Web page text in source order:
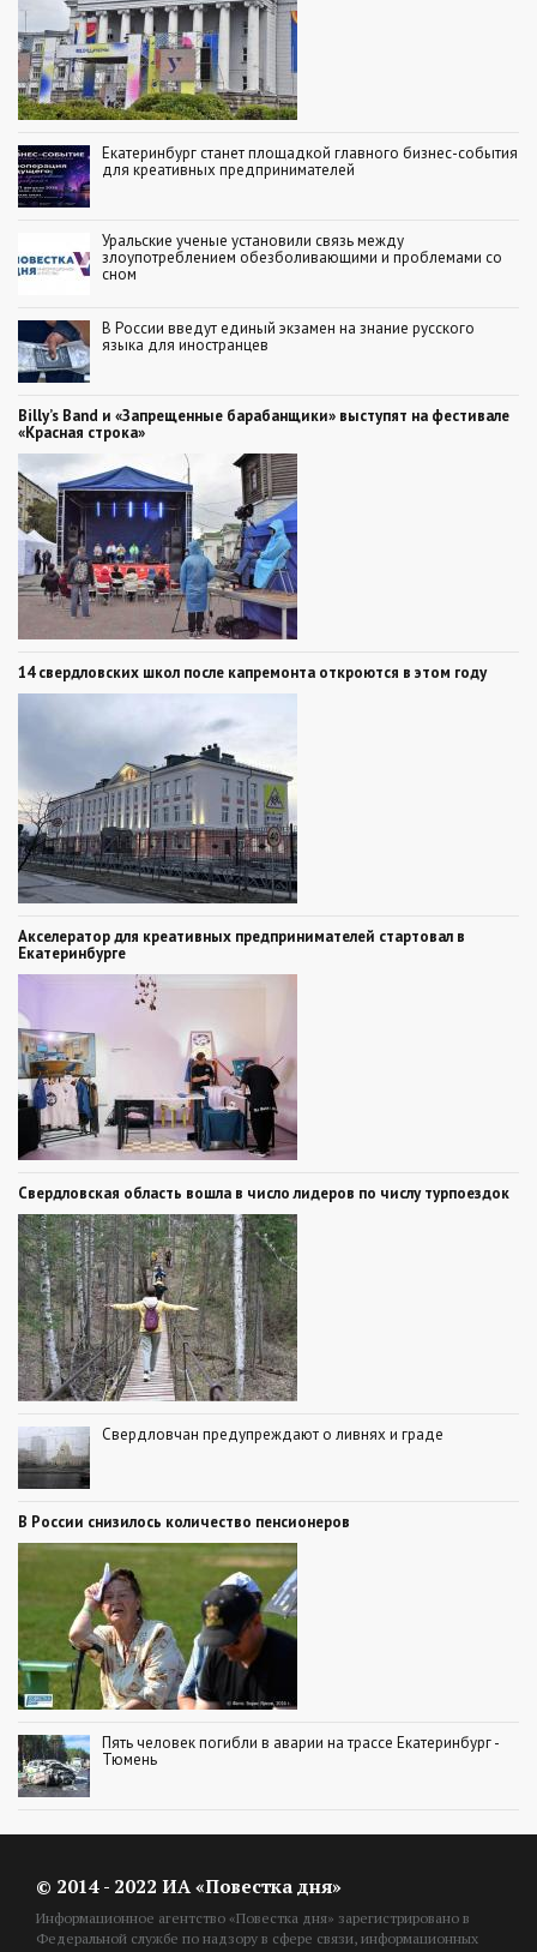
Екатеринбург станет площадкой главного бизнес-события
для креативных предпринимателей
Уральские ученые установили связь между
злоупотреблением обезболивающими и проблемами со
сном
В России введут единый экзамен на знание русского
языка для иностранцев
Billy’s Band и «Запрещенные барабанщики» выступят на фестивале
«Красная строка»
14 свердловских школ после капремонта откроются в этом году
Акселератор для креативных предпринимателей стартовал в
Екатеринбурге
Свердловская область вошла в число лидеров по числу турпоездок
Свердловчан предупреждают о ливнях и граде
В России снизилось количество пенсионеров
Пять человек погибли в аварии на трассе Екатеринбург -
Тюмень
© 2014 - 2022 ИА «Повестка дня»
Информационное агентство «Повестка дня» зарегистрировано в
Федеральной службе по надзору в сфере связи, информационных